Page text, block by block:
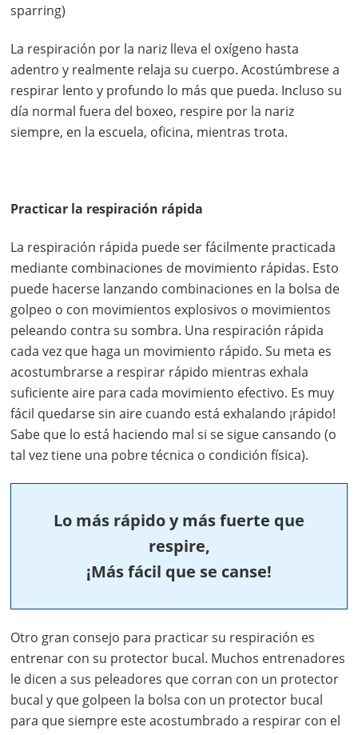
sparring)
La respiración por la nariz lleva el oxígeno hasta
adentro y realmente relaja su cuerpo. Acostúmbrese a
respirar lento y profundo lo más que pueda. Incluso su
día normal fuera del boxeo, respire por la nariz
siempre, en la escuela, oficina, mientras trota.
Practicar la respiración rápida
La respiración rápida puede ser fácilmente practicada
mediante combinaciones de movimiento rápidas. Esto
puede hacerse lanzando combinaciones en la bolsa de
golpeo o con movimientos explosivos o movimientos
peleando contra su sombra. Una respiración rápida
cada vez que haga un movimiento rápido. Su meta es
acostumbrarse a respirar rápido mientras exhala
suficiente aire para cada movimiento efectivo. Es muy
fácil quedarse sin aire cuando está exhalando ¡rápido!
Sabe que lo está haciendo mal si se sigue cansando (o
tal vez tiene una pobre técnica o condición física).
Lo más rápido y más fuerte que
respire,
¡Más fácil que se canse!
Otro gran consejo para practicar su respiración es
entrenar con su protector bucal. Muchos entrenadores
le dicen a sus peleadores que corran con un protector
bucal y que golpeen la bolsa con un protector bucal
para que siempre este acostumbrado a respirar con el